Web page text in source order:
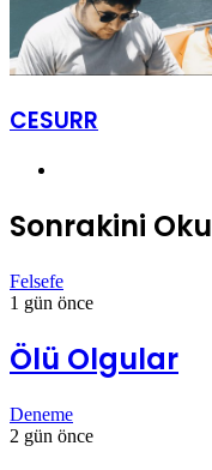
CESURR
Sonrakini Oku
Felsefe
1 gün önce
Ölü Olgular
Deneme
2 gün önce